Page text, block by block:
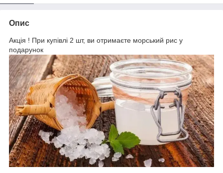
Опис
Акція ! При купівлі 2 шт, ви отримаєте морський рис у
подарунок